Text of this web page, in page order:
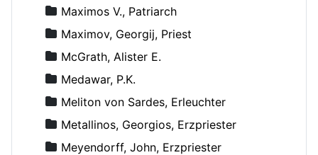
Maximos V., Patriarch
Maximov, Georgij, Priest
McGrath, Alister E.
Medawar, P.K.
Meliton von Sardes, Erleuchter
Metallinos, Georgios, Erzpriester
Meyendorff, John, Erzpriester